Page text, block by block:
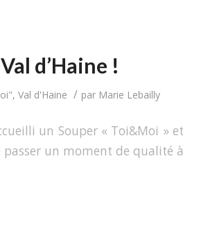
d’Haine !
, Val d'Haine / par Marie Lebailly
un Souper « Toi&Moi » et
passer un moment de qualité à